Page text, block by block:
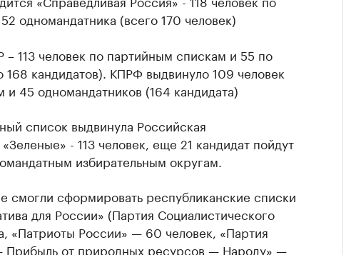
одномандатника (всего 170 человек)
113 человек по партийным спискам и 55 по
кандидатов). КПРФ выдвинуло 109 человек
45 одномандатников (164 кандидата)
список выдвинула Российская
- 113 человек, еще 21 кандидат пойдут
избирательным округам.
смогли сформировать республиканские списки
для России» (Партия Социалистического
«Патриоты России» — 60 человек, «Партия
от природных ресурсов — Народу» —